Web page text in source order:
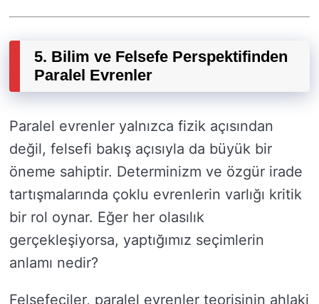
5. Bilim ve Felsefe Perspektifinden
Paralel Evrenler
Paralel evrenler yalnızca fizik açısından
değil, felsefi bakış açısıyla da büyük bir
öneme sahiptir. Determinizm ve özgür irade
tartışmalarında çoklu evrenlerin varlığı kritik
bir rol oynar. Eğer her olasılık
gerçekleşiyorsa, yaptığımız seçimlerin
anlamı nedir?
Felsefeciler, paralel evrenler teorisinin ahlaki